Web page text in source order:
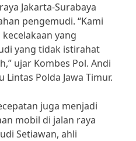
Jakarta-Surabaya
pengemudi. “Kami
yang
yang tidak istirahat
ujar Kombes Pol. Andi
Lintas Polda Jawa Timur.
juga menjadi
mobil di jalan raya
Setiawan, ahli